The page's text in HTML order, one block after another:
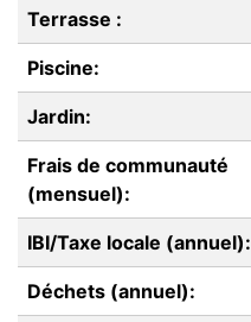
Terrasse :
Piscine:
Jardin:
Frais de communauté
(mensuel):
IBI/Taxe locale (annuel):
Déchets (annuel):